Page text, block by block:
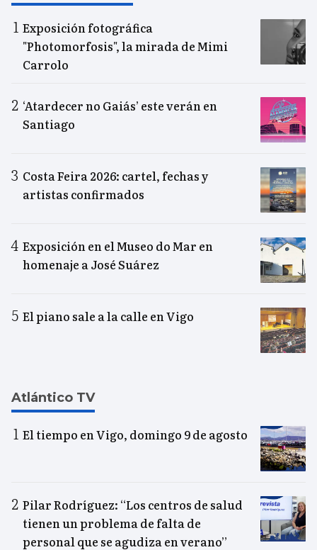
Exposición fotográfica
"Photomorfosis", la mirada de Mimi
Carrolo
‘Atardecer no Gaiás’ este verán en
Santiago
Costa Feira 2026: cartel, fechas y
artistas confirmados
Exposición en el Museo do Mar en
homenaje a José Suárez
El piano sale a la calle en Vigo
Atlántico TV
El tiempo en Vigo, domingo 9 de agosto
Pilar Rodríguez: “Los centros de salud
tienen un problema de falta de
personal que se agudiza en verano”